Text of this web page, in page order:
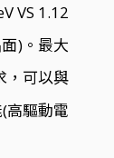
VS 1.12
)。最大
，可以與
高驅動電